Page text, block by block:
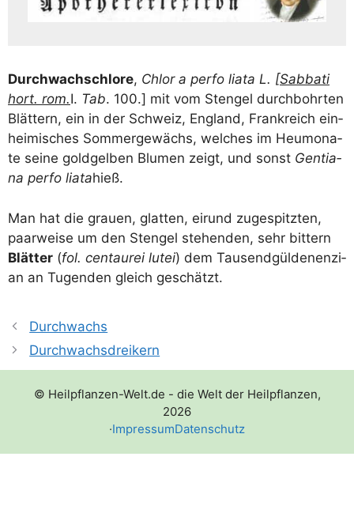
Durch­wach­sch­lore, Chlor a per­fo lia­ta L. [Sab­ba­ti
hort. rom.I. Tab. 100.] mit vom Sten­gel durch­bohr­ten
Blät­tern, ein in der Schweiz, Eng­land, Frank­reich ein­
hei­mi­sches Som­mer­ge­wächs, wel­ches im Heu­mo­na­
te sei­ne gold­gel­ben Blu­men zeigt, und sonst Gen­ti­a­
na per­fo lia­tahieß.
Man hat die grau­en, glat­ten, eirund zuge­spitz­ten,
paar­wei­se um den Sten­gel ste­hen­den, sehr bit­tern
Blät­ter (fol. cen­tau­rei lut­ei) dem Tau­send­gül­den­en­zi­
an an Tugen­den gleich geschätzt.
Durchwachs
Durchwachsdreikern
© Heilpflanzen-Welt.de - die Welt der Heilpflanzen,
2026
·ImpressumDatenschutz